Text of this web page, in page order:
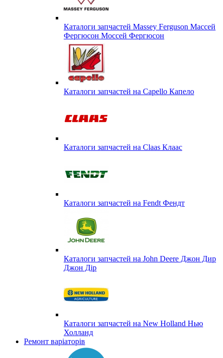
Каталоги запчастей Massey Ferguson Массей
Фергюсон Моссей Фергюсон
Каталоги запчастей на Capello Капело
Каталоги запчастей на Claas Клаас
Каталоги запчастей на Fendt Фендт
Каталоги запчастей на John Deere Джон Дир
Джон Дір
Каталоги запчастей на New Holland Нью
Холланд
Ремонт варіаторів